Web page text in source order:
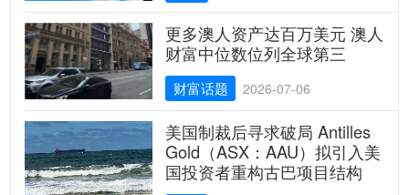
更多澳人资产达百万美元 澳人
财富中位数位列全球第三
财富话题 2026-07-06
美国制裁后寻求破局 Antilles
Gold（ASX：AAU）拟引入美
国投资者重构古巴项目结构